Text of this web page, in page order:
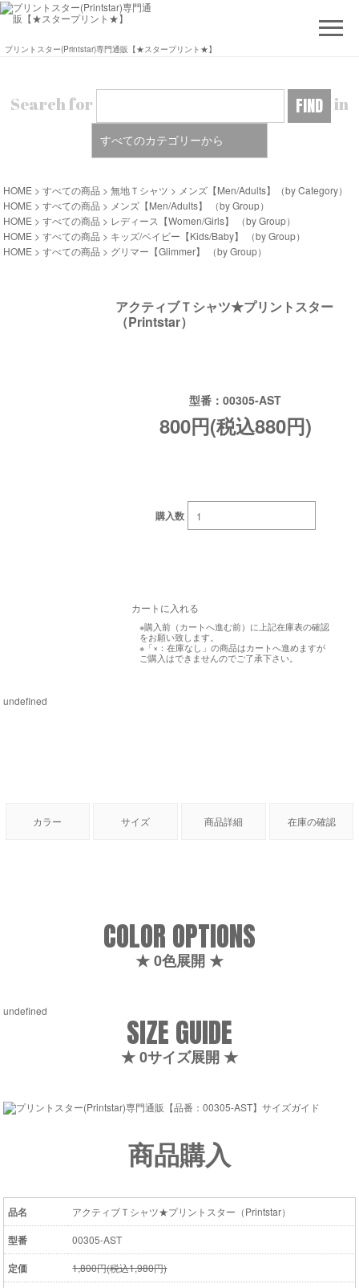
プリントスター(Printstar)専門通販【★スタープリント★】
Search for in
HOME >すべての商品 >無地Ｔシャツ > メンズ【Men/Adults】
（by Category）
HOME >すべての商品 > メンズ【Men/Adults】
（by Group）
HOME >すべての商品 > レディース【Women/Girls】
（by Group）
HOME >すべての商品 > キッズ/ベイビー【Kids/Baby】
（by Group）
HOME >すべての商品 > グリマー【Glimmer】 （by Group）
アクティブＴシャツ★プリントスター
（Printstar）
型番：00305-AST
800円(税込880円)
購入数
※購入前（カートへ進む前）に上記在庫表の確認
をお願い致します。
※「×：在庫なし」の商品はカートへ進めますが
ご購入はできませんのでご了承下さい。
undefined
カラー サイズ 商品詳細 在庫の確認
COLOR OPTIONS
★0色展開 ★
undefined
SIZE GUIDE
★0サイズ展開 ★
商品購入
品名 アクティブＴシャツ★プリントスター（Printstar）
型番 00305-AST
定価 1,800円(税込1,980円)